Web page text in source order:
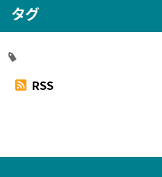
タグ
RSS